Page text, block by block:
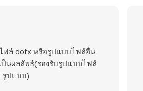
ฟล์ dotx หรือรูปแบบไฟล์อื่น
ป็นผลลัพธ์(รองรับรูปแบบไฟล์
รูปแบบ)